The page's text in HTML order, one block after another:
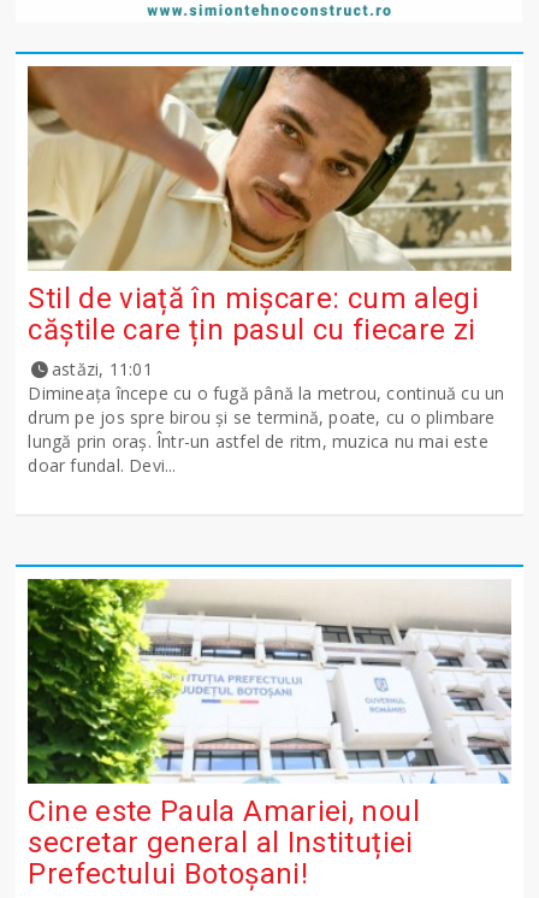
Stil de viață în mișcare: cum alegi
căștile care țin pasul cu fiecare zi
astăzi, 11:01
Dimineața începe cu o fugă până la metrou, continuă cu un
drum pe jos spre birou și se termină, poate, cu o plimbare
lungă prin oraș. Într-un astfel de ritm, muzica nu mai este
doar fundal. Devi...
Cine este Paula Amariei, noul
secretar general al Instituției
Prefectului Botoșani!